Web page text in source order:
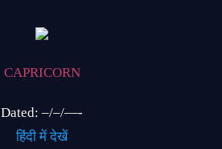
CAPRICORN
Dated: –/–/—-
हिंदी में देखें